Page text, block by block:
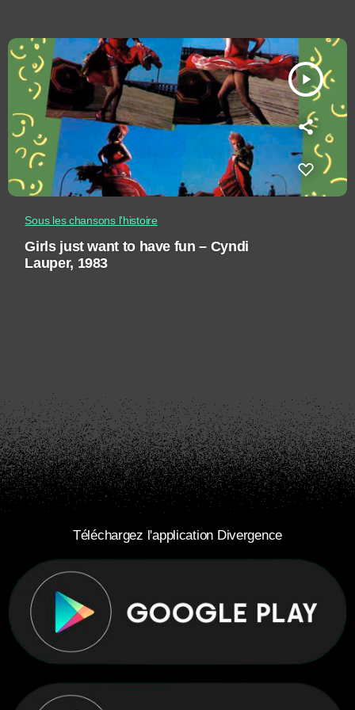
play_arrow
Sous les chansons l'histoire
Girls just want to have fun – Cyndi
Lauper, 1983
Téléchargez l'application Divergence